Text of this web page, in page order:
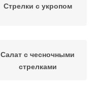
Стрелки с укропом
Салат с чесночными
стрелками